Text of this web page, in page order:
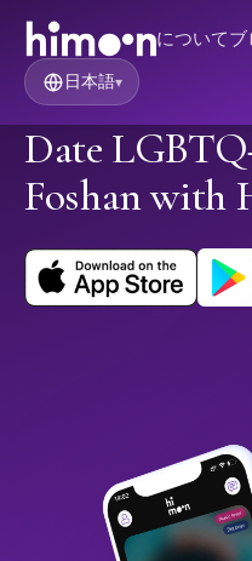
について
日本語▾
Date
Foshan with